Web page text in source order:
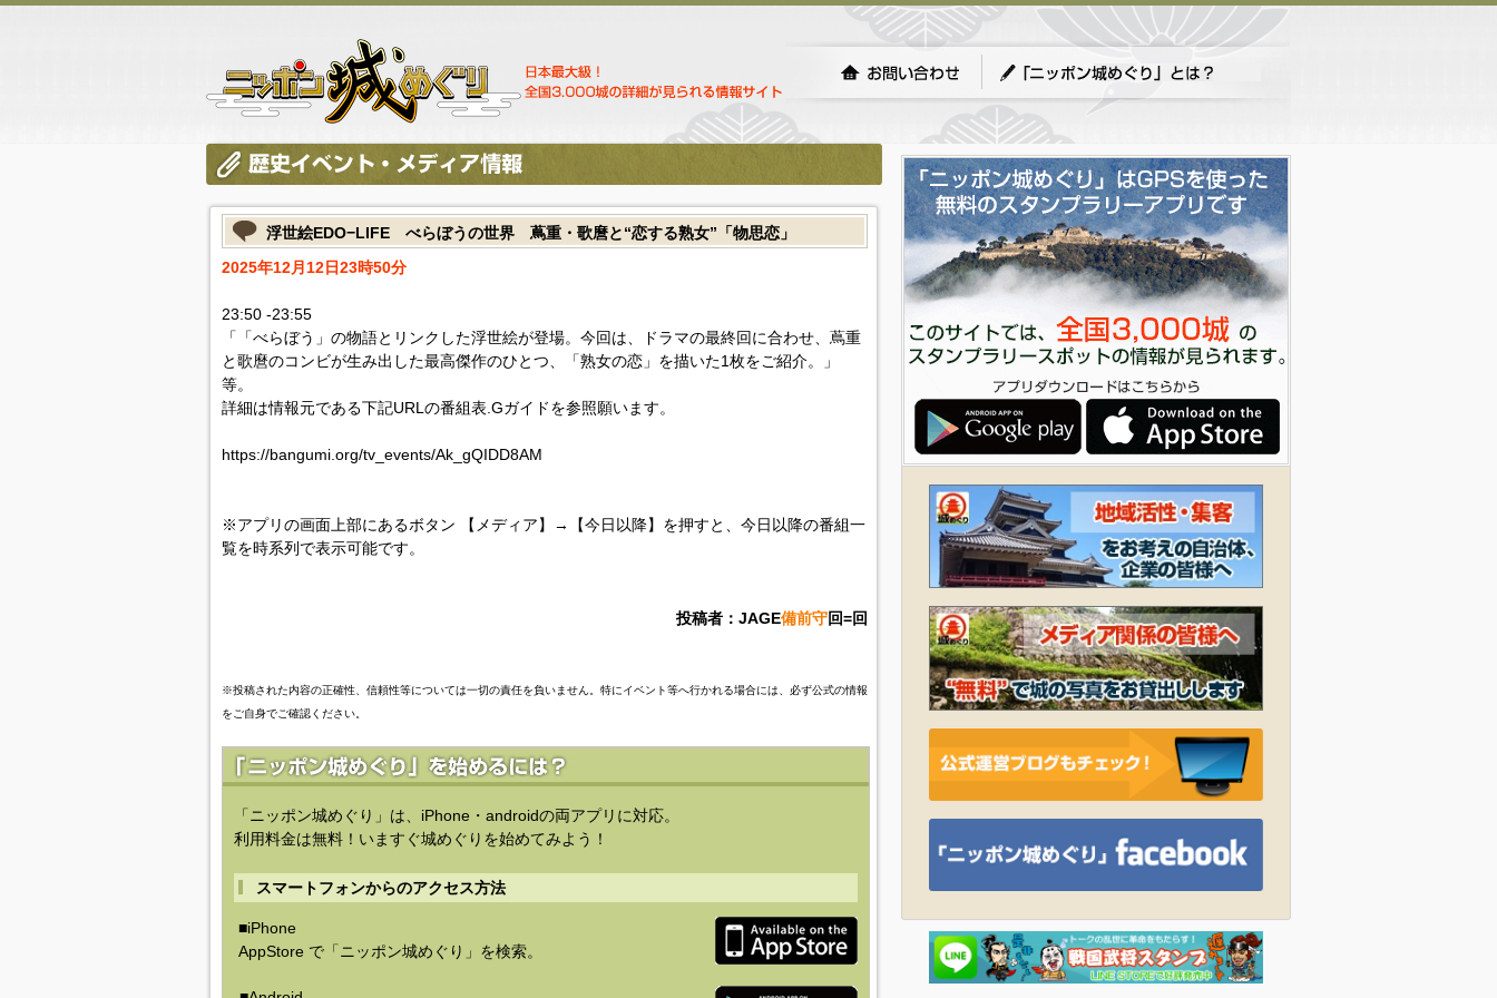
浮世絵EDO−LIFE べらぼうの世界 蔦重・歌麿と“恋する熟女”「物思恋」
2025年12月12日23時50分
23:50 -23:55
「「べらぼう」の物語とリンクした浮世絵が登場。今回は、ドラマの最終回に合わせ、蔦重
と歌麿のコンビが生み出した最高傑作のひとつ、「熟女の恋」を描いた1枚をご紹介。」
等。
詳細は情報元である下記URLの番組表.Gガイドを参照願います。
https://bangumi.org/tv_events/Ak_gQIDD8AM
※アプリの画面上部にあるボタン 【メディア】→【今日以降】を押すと、今日以降の番組一
覧を時系列で表示可能です。
投稿者：JAGE備前守回=回
※投稿された内容の正確性、信頼性等については一切の責任を負いません。特にイベント等へ行かれる場合には、必ず公式の情報
をご自身でご確認ください。
「ニッポン城めぐり」は、iPhone・androidの両アプリに対応。
利用料金は無料！いますぐ城めぐりを始めてみよう！
スマートフォンからのアクセス方法
■iPhone
AppStore で「ニッポン城めぐり」を検索。